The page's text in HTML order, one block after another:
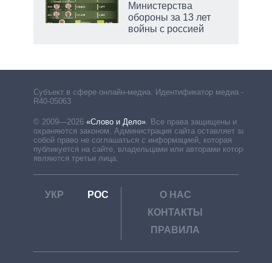
Министерства
обороны за 13 лет
войны с россией
Субъект в сфере онлайн-медиа. Идентификатор медиа –
R40-05063
© 2009—2026 «Слово и Дело». Все права защищены и
охраняются законом. Администрация сайта оставляет за
собой право не соглашаться с информацией, которая
публикуется на сайте, владельцами или авторами которой
являются третьи лица.
УКР РОС
О НАС
КОНТАКТЫ
ПРАВИЛА